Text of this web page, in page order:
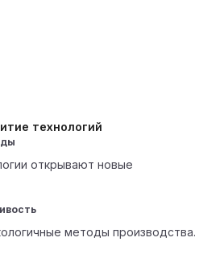
технологий
открывают новые
методы производства.